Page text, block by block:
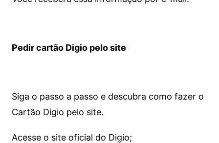
Pedir cartão Digio pelo site
Siga o passo a passo e descubra como fazer o
Cartão Digio pelo site.
Acesse o site oficial do Digio;